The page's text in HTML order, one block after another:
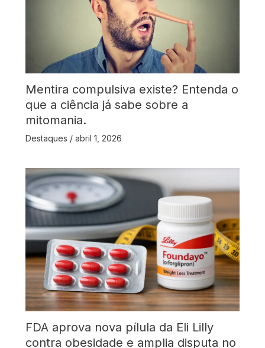
Mentira compulsiva existe? Entenda o
que a ciência já sabe sobre a
mitomania.
Destaques / abril 1, 2026
FDA aprova nova pílula da Eli Lilly
contra obesidade e amplia disputa no